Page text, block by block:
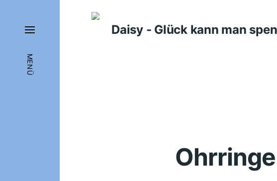
MENÜ
Daisy - Glück kann man